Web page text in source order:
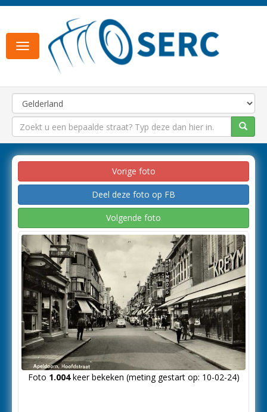
Toggle
navigation
Vorige foto
Deel deze foto op FB
Volgende foto
Foto 1.004keer bekeken (meting gestart op: 10-02-24)